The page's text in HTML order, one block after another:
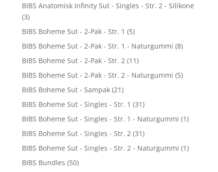
BIBS Anatomisk Infinity Sut - Singles - Str. 2 - Silikone
(3)
BIBS Boheme Sut - 2-Pak - Str. 1 (5)
BIBS Boheme Sut - 2-Pak - Str. 1 - Naturgummi (8)
BIBS Boheme Sut - 2-Pak - Str. 2 (11)
BIBS Boheme Sut - 2-Pak - Str. 2 - Naturgummi (5)
BIBS Boheme Sut - Sampak (21)
BIBS Boheme Sut - Singles - Str. 1 (31)
BIBS Boheme Sut - Singles - Str. 1 - Naturgummi (1)
BIBS Boheme Sut - Singles - Str. 2 (31)
BIBS Boheme Sut - Singles - Str. 2 - Naturgummi (1)
BIBS Bundles (50)